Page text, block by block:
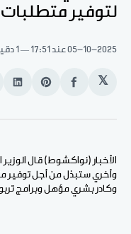
لتوفير متطلبات
05-10-2025عند 17:51 1 دقيقة قراءة
𝕏
انشر
الفيسبوك
Shareانشر
الأخبار (نواكشوط) قال
وأخري ستبذل من أجل توفير
وكادر بشري مؤهل وبرامج